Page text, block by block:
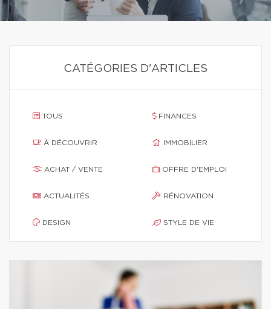
CATÉGORIES D'ARTICLES
TOUS
À DÉCOUVRIR
ACHAT / VENTE
ACTUALITÉS
DESIGN
FINANCES
IMMOBILIER
OFFRE D'EMPLOI
RÉNOVATION
STYLE DE VIE